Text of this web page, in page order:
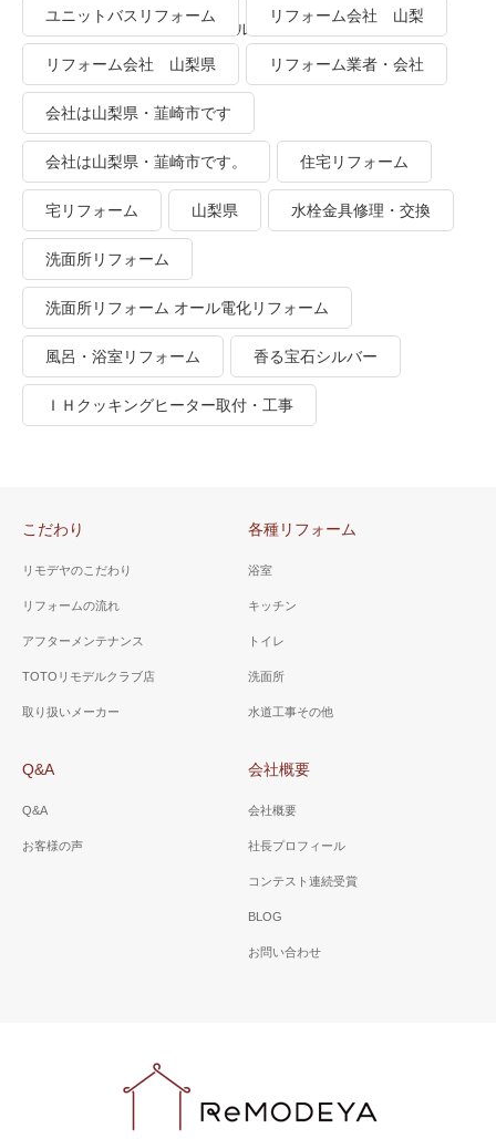
業者・会社 ＴＯＴＯリモデルクラブ
ユニットバスリフォーム リフォーム会社 山梨
リフォーム会社 山梨県 リフォーム業者・会社
会社は山梨県・韮崎市です
会社は山梨県・韮崎市です。 住宅リフォーム
宅リフォーム 山梨県 水栓金具修理・交換
洗面所リフォーム
洗面所リフォーム オール電化リフォーム
風呂・浴室リフォーム 香る宝石シルバー
ＩＨクッキングヒーター取付・工事
こだわり
リモデヤのこだわり
リフォームの流れ
アフターメンテナンス
TOTOリモデルクラブ店
取り扱いメーカー
各種リフォーム
浴室
キッチン
トイレ
洗面所
水道工事その他
Q&A
Q&A
お客様の声
会社概要
会社概要
社長プロフィール
コンテスト連続受賞
BLOG
お問い合わせ